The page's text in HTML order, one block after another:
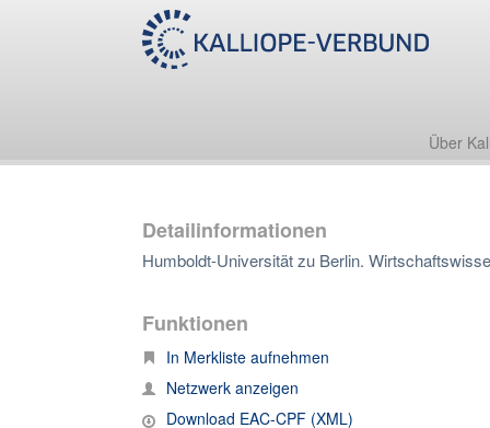
Über
Detailinformationen
Humboldt-Universität zu Berlin.
Funktionen
In Merkliste aufnehmen
Netzwerk anzeigen
Download EAC-CPF (XML)